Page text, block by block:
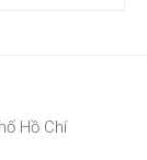
Hồ Chí